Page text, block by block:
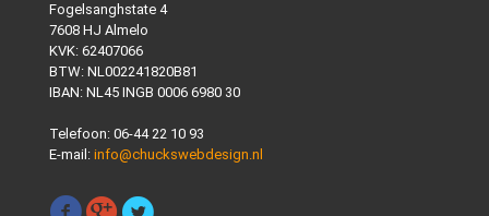
Fogelsanghstate 4
7608 HJ Almelo
KVK: 62407066
BTW: NL002241820B81
IBAN: NL45 INGB 0006 6980 30
Telefoon: 06-44 22 10 93
E-mail: info@chuckswebdesign.nl